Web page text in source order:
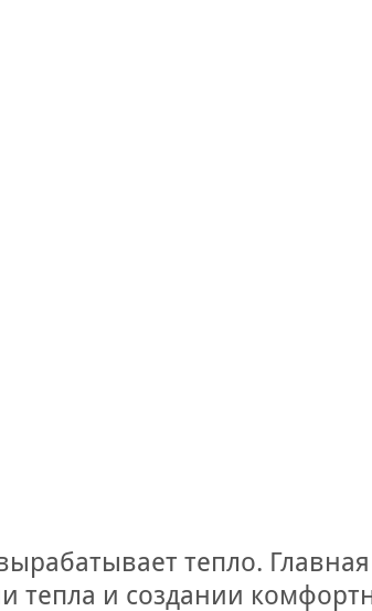
тепло. Главная
тепла и создании